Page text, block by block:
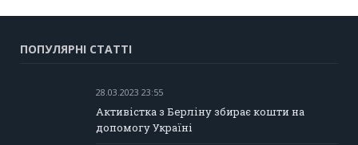
ПОПУЛЯРНІ СТАТТІ
28.03.2023 23:55
Активістка з Берліну збирає кошти на
допомогу Україні